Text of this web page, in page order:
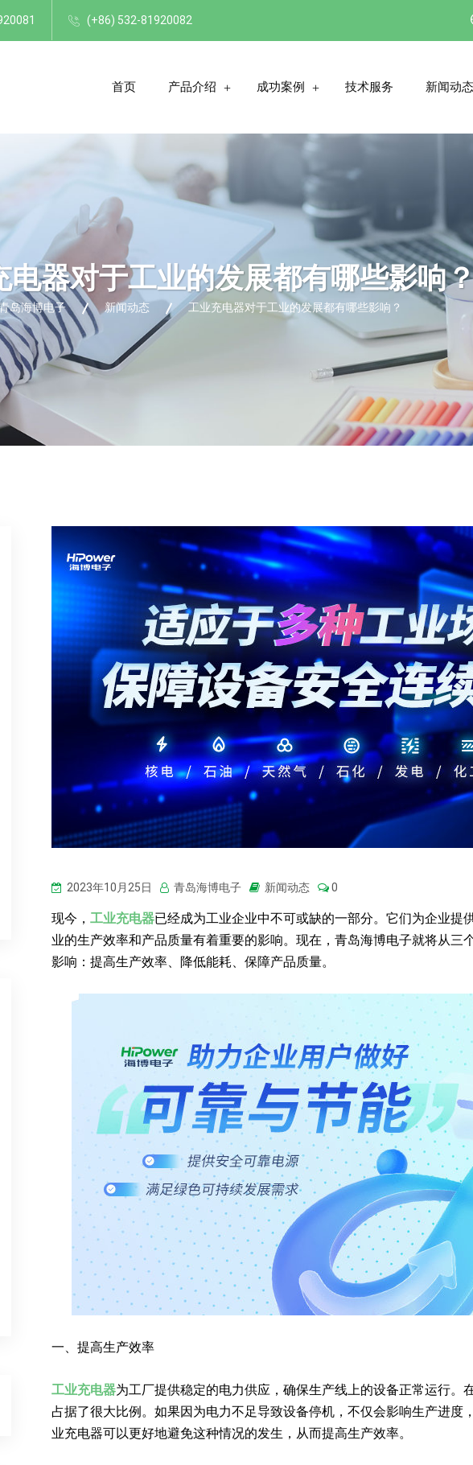
(+86) 532-81920082
首页 产品介绍 成功案例 技术服务 新闻动态
电器对于工业的发展都有哪些影响
岛海博电子 新闻动态 工业充电器对于工业的发展都有哪些影响？
2023年10月25日 青岛海博电子 新闻动态 0
现今， 工业充电器已经成为工业企业中不可或缺的一部分。它们为企业提
业的生产效率和产品质量有着重要的影响。现在，青岛海博电子就将从三
影响：提高生产效率、降低能耗、保障产品质量。
一、提高生产效率
工业充电器为工厂提供稳定的电力供应，确保生产线上的设备正常运行。
占据了很大比例。如果因为电力不足导致设备停机，不仅会影响生产进度
业充电器可以更好地避免这种情况的发生，从而提高生产效率。